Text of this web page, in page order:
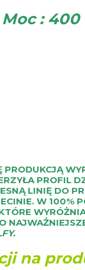
Moc : 400
PRODUKCJĄ
PROFIL
LINIĘ DO
W 100%
na